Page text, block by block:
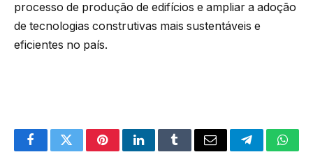
processo de produção de edifícios e ampliar a adoção
de tecnologias construtivas mais sustentáveis e
eficientes no país.
FacebookTwitterPinterestLinkedInTumblrEmail Telegram